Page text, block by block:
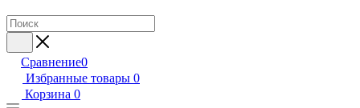
Сравнение0
Избранные товары 0
Корзина 0